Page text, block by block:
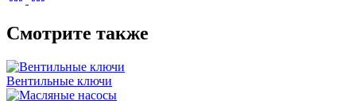
Смотрите также
Вентильные ключи